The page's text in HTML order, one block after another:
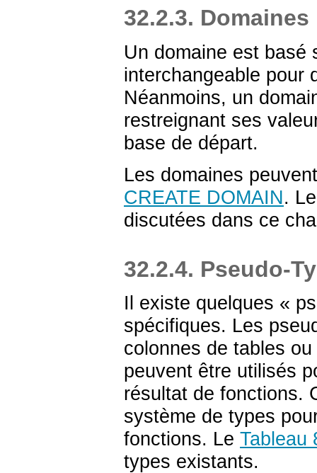
32.2.3. Domaines
Un domaine est basé
interchangeable pour
Néanmoins, un
restreignant ses
base de départ.
Les domaines
CREATE DOMAIN.
discutées dans ce
32.2.4. Pseudo-
Il existe quelques «
spécifiques. Les
colonnes de tables
peuvent être utilisés
résultat de fonctions.
système de types
fonctions. Le Tableau
types existants.